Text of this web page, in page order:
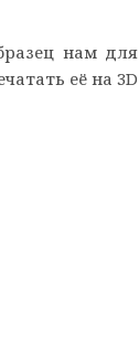
нам для
её на 3D